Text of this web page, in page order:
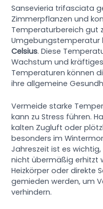
Sansevieria trifasciata
Zimmerpflanzen und
Temperaturbereich gut
Umgebungstemperatur
Celsius. Diese
Wachstum und
Temperaturen können
ihre allgemeine
Vermeide starke
kann zu Stress führen.
kalten Zugluft oder
besonders im
Jahreszeit ist es
nicht übermäßig erhitzt
Heizkörper oder direkte
gemieden werden, um
verhindern.